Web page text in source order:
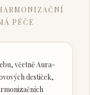
PÉČE
včetně Aura-
destiček,